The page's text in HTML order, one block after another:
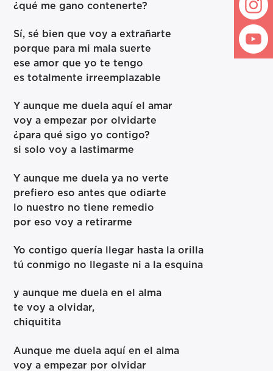
¿qué me gano contenerte?
Sí, sé bien que voy a extrañarte
porque para mi mala suerte
ese amor que yo te tengo
es totalmente irreemplazable
Y aunque me duela aquí el amar
voy a empezar por olvidarte
¿para qué sigo yo contigo?
si solo voy a lastimarme
Y aunque me duela ya no verte
prefiero eso antes que odiarte
lo nuestro no tiene remedio
por eso voy a retirarme
Yo contigo quería llegar hasta la orilla
tú conmigo no llegaste ni a la esquina
y aunque me duela en el alma
te voy a olvidar,
chiquitita
Aunque me duela aquí en el alma
voy a empezar por olvidar